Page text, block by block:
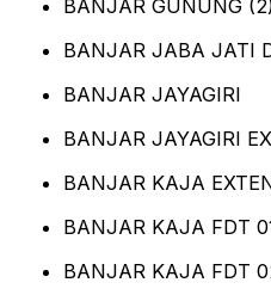
BANJAR GUNUNG
BANJAR JABA JATI
BANJAR JAYAGIRI
BANJAR JAYAGIRI
BANJAR KAJA
BANJAR KAJA FDT
BANJAR KAJA FDT